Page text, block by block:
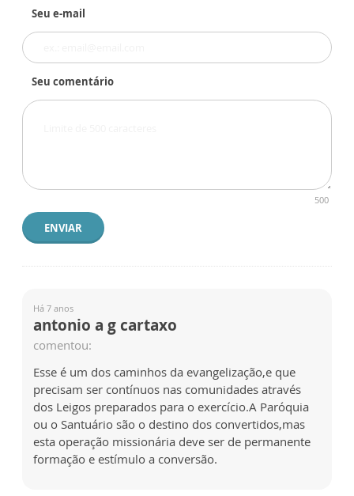
Seu e-mail
Seu comentário
500
ENVIAR
Há 7 anos
antonio a g cartaxo
comentou:
Esse é um dos caminhos da evangelização,e que
precisam ser contínuos nas comunidades através
dos Leigos preparados para o exercício.A Paróquia
ou o Santuário são o destino dos convertidos,mas
esta operação missionária deve ser de permanente
formação e estímulo a conversão.